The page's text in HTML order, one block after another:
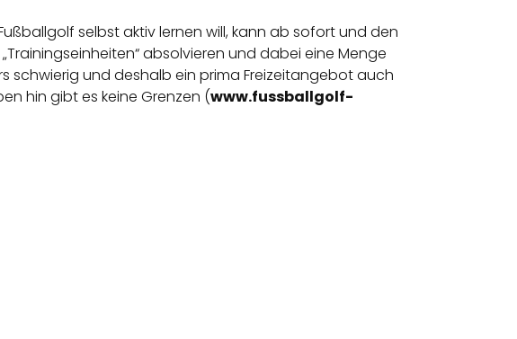
selbst aktiv lernen will, kann ab sofort und den
absolvieren und dabei eine Menge
schwierig und deshalb ein prima Freizeitangebot auch
hin gibt es keine Grenzen (www.fussballgolf-